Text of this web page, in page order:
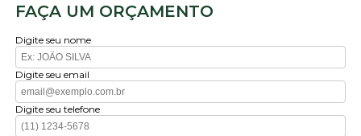
FAÇA UM ORÇAMENTO
Digite seu nome
Digite seu email
Digite seu telefone